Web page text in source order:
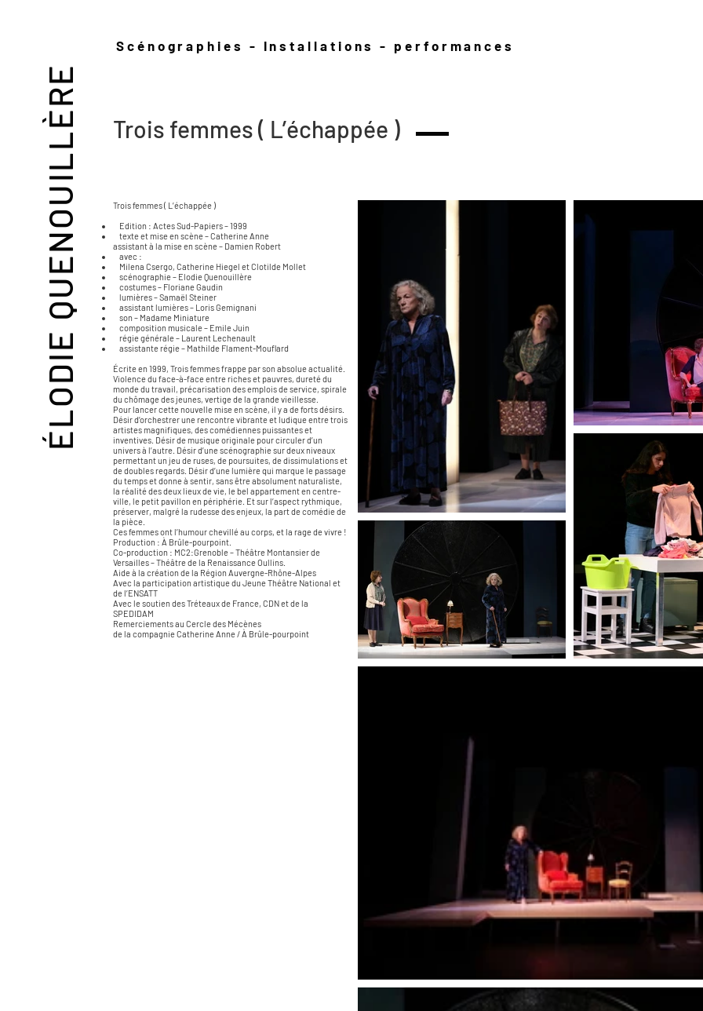
ÉLODIE QUENOUILLÈRE
Scénographies - Installations - performances
Trois femmes ( L’échappée )
Trois femmes ( L’échappée )
Edition : Actes Sud-Papiers – 1999
texte et mise en scène – Catherine Anne
assistant à la mise en scène – Damien Robert
avec :
Milena Csergo, Catherine Hiegel et Clotilde Mollet
scénographie – Elodie Quenouillère
costumes – Floriane Gaudin
lumières – Samaël Steiner
assistant lumières – Loris Gemignani
son – Madame Miniature
composition musicale – Emile Juin
régie générale – Laurent Lechenault
assistante régie – Mathilde Flament-Mouflard
Écrite en 1999, Trois femmes frappe par son absolue actualité.
Violence du face-à-face entre riches et pauvres, dureté du
monde du travail, précarisation des emplois de service, spirale
du chômage des jeunes, vertige de la grande vieillesse.
Pour lancer cette nouvelle mise en scène, il y a de forts désirs.
Désir d’orchestrer une rencontre vibrante et ludique entre trois
artistes magnifiques, des comédiennes puissantes et
inventives. Désir de musique originale pour circuler d’un
univers à l’autre. Désir d’une scénographie sur deux niveaux
permettant un jeu de ruses, de poursuites, de dissimulations et
de doubles regards. Désir d’une lumière qui marque le passage
du temps et donne à sentir, sans être absolument naturaliste,
la réalité des deux lieux de vie, le bel appartement en centre-
ville, le petit pavillon en périphérie. Et sur l’aspect rythmique,
préserver, malgré la rudesse des enjeux, la part de comédie de
la pièce.
Ces femmes ont l’humour chevillé au corps, et la rage de vivre !
Production : À Brûle-pourpoint.
Co-production : MC2:Grenoble – Théâtre Montansier de
Versailles – Théâtre de la Renaissance Oullins.
Aide à la création de la Région Auvergne-Rhône-Alpes
Avec la participation artistique du Jeune Théâtre National et
de l’ENSATT
Avec le soutien des Tréteaux de France, CDN et de la
SPEDIDAM
Remerciements au Cercle des Mécènes
de la compagnie Catherine Anne / À Brûle-pourpoint